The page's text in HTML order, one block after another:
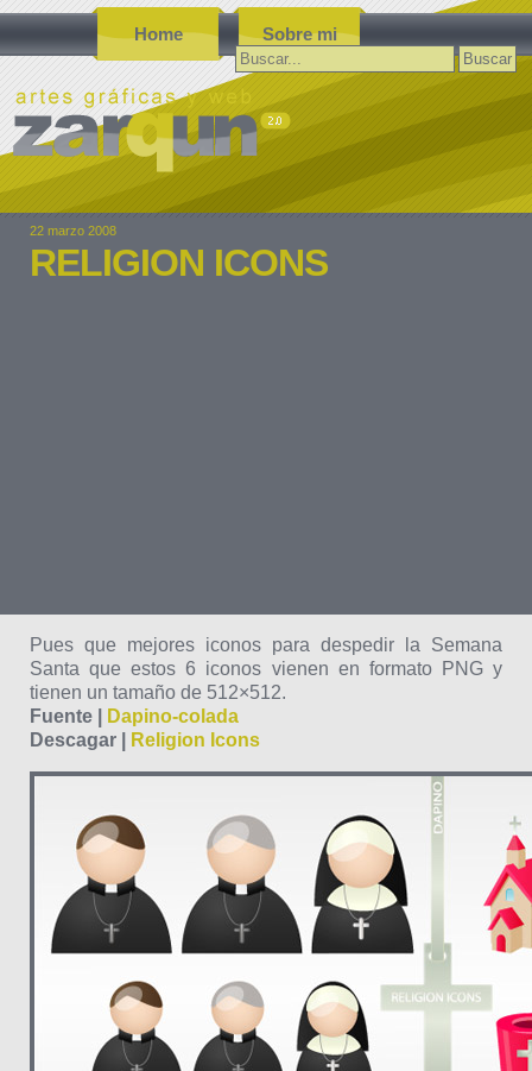
Home Sobre mi
Buscar:
22 marzo 2008
RELIGION ICONS
Pues que mejores iconos para despedir la Semana
Santa que estos 6 iconos vienen en formato PNG y
tienen un tamaño de 512×512.
Fuente |
Dapino-colada
Descagar |
Religion Icons